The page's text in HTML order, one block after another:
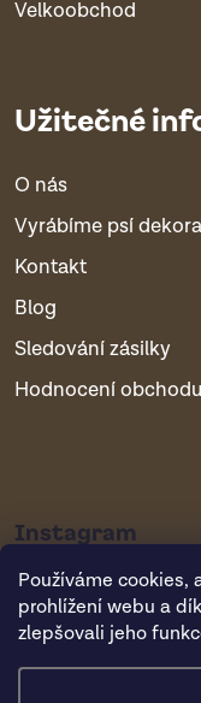
Používáme cookies,
prohlížení webu a
zlepšovali jeho
Velkoobchod
Užitečné
O nás
Vyrábíme psí
Kontakt
Blog
Sledování zásilky
Hodnocení obchodu
Instagram